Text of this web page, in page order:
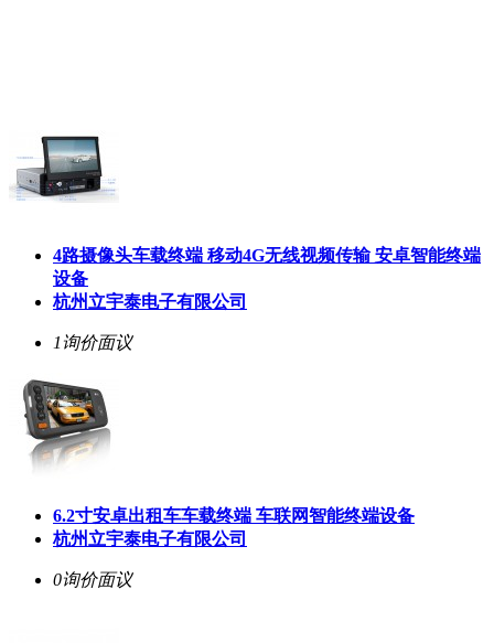
4路摄像头车载终端 移动4G无线视频传输 安卓智能终端
设备
杭州立宇泰电子有限公司
1询价面议
6.2寸安卓出租车车载终端 车联网智能终端设备
杭州立宇泰电子有限公司
0询价面议